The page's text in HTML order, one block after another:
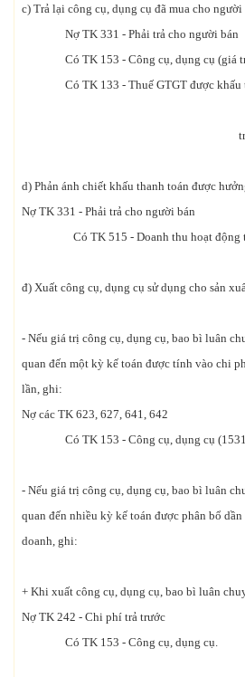
c) Trả lại công cụ, dụng cụ đã mua cho
Nợ TK 331 - Phải trả cho người bán
Có TK 153 - Công cụ, dụng cụ (giá
Có TK 133 - Thuế GTGT được khấu
d) Phản ánh chiết khấu thanh toán được
Nợ TK 331 - Phải trả cho người bán
Có TK 515 - Doanh thu hoạt động
đ) Xuất công cụ, dụng cụ sử dụng cho sản
- Nếu giá trị công cụ, dụng cụ, bao bì luân
quan đến một kỳ kế toán được tính vào chi
lần, ghi:
Nợ các TK 623, 627, 641, 642
Có TK 153 - Công cụ, dụng cụ
- Nếu giá trị công cụ, dụng cụ, bao bì luân
quan đến nhiều kỳ kế toán được phân bổ
doanh, ghi:
+ Khi xuất công cụ, dụng cụ, bao bì luân
Nợ TK 242 - Chi phí trả trước
Có TK 153 - Công cụ, dụng cụ.